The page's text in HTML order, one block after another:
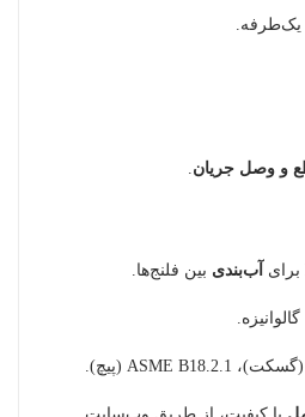
یک‌طرفه.
و وصل جریان.
آب‌بندی بین فلنج‌ها.